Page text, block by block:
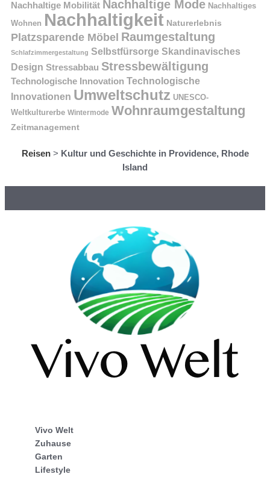
Nachhaltige Mobilität Nachhaltige Mode Nachhaltiges
Wohnen Nachhaltigkeit Naturerlebnis
Platzsparende Möbel Raumgestaltung
Schlafzimmergestaltung Selbstfürsorge Skandinavisches
Design Stressabbau Stressbewältigung
Technologische Innovation Technologische
Innovationen Umweltschutz UNESCO-
Weltkulturerbe Wintermode Wohnraumgestaltung
Zeitmanagement
Reisen> Kultur und Geschichte in Providence, Rhode
Island
Vivo Welt
Zuhause
Garten
Lifestyle